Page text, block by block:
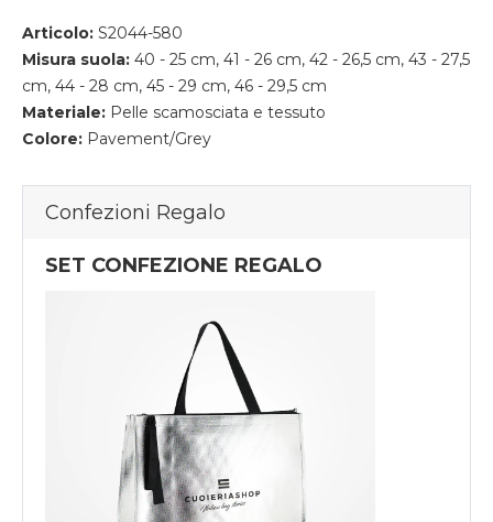
Articolo: S2044-580
Misura suola: 40 - 25 cm, 41 - 26 cm, 42 - 26,5 cm, 43 - 27,5
cm, 44 - 28 cm, 45 - 29 cm, 46 - 29,5 cm
Materiale: Pelle scamosciata e tessuto
Colore: Pavement/Grey
Confezioni Regalo
SET CONFEZIONE REGALO